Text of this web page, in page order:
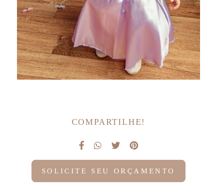
COMPARTILHE!
SOLICITE SEU ORÇAMENTO